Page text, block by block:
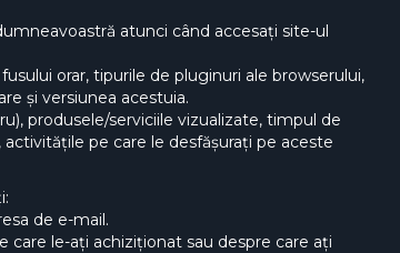
atunci când accesați site-ul
orar, tipurile de pluginuri ale browserului,
și versiunea acestuia.
produsele/serviciile vizualizate, timpul de
pe care le desfășurați pe aceste
de e-mail.
care le-ați achiziționat sau despre care ați